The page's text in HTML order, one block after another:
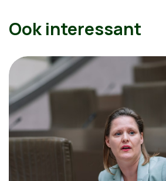
Ook interessant